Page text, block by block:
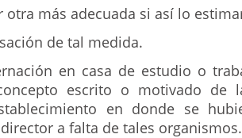
otra más adecuada si así lo
de tal medida.
en casa de estudio o
escrito o motivado de
en donde se
a falta de tales organismos.